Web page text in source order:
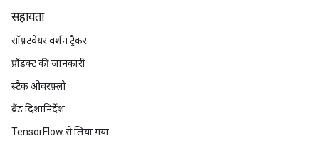
सहायता
सॉफ़्टवेयर वर्शन ट्रैकर
प्रॉडक्ट की जानकारी
स्टैक ओवरफ़्लो
ब्रैंड दिशानिर्देश
TensorFlow से लिया गया